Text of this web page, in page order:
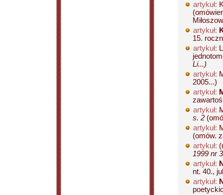
artykuł:
artykuł:
15.
artykuł:
Li...)
artykuł:
2005...)
artykuł:
artykuł:
s. 2
artykuł:
(omów.
artykuł:
1999 nr
artykuł:
nt. 40.,
artykuł: